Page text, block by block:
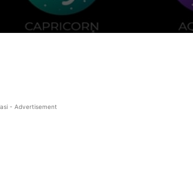
- Advertisement